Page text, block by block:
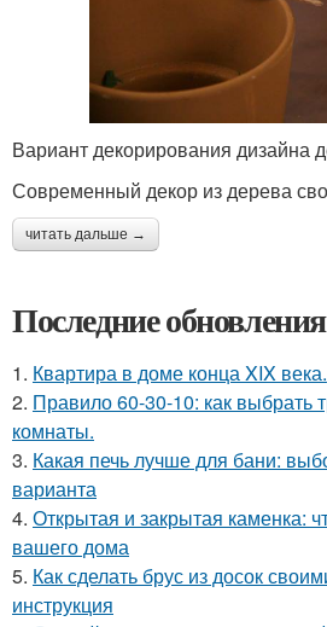
Вариант декорирования дизайна
Современный декор из дерева
читать дальше →
Последние
1. Квартира в доме конца XIX века.
2. Правило 60-30-10: как выбрать
комнаты.
3. Какая печь лучше для бани:
варианта
4. Открытая и закрытая каменка:
вашего дома
5. Как сделать брус из досок
инструкция